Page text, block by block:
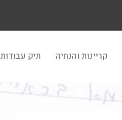
קריינות והנחיה תיק עבודות